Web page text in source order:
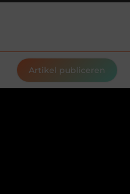
Artikel publiceren